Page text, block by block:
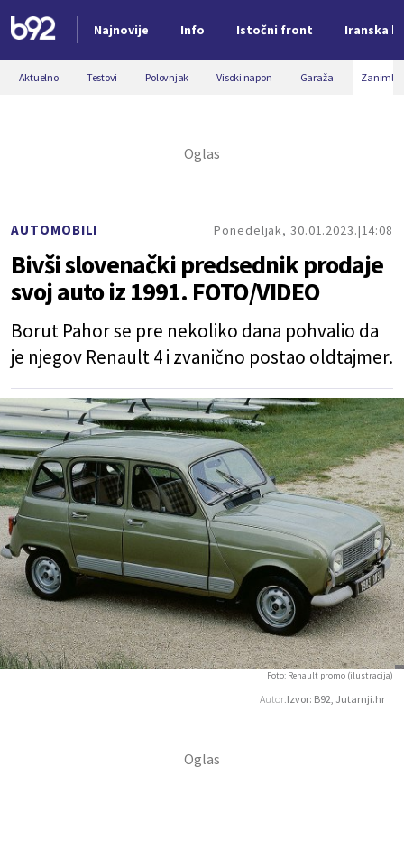
Najnovije Info Istočni front Iranska
Nova vest
Aktuelno Testovi Polovnjak Visoki napon Garaža
AUTOMOBILI Ponedeljak, 30.01.2023. 14:08
Bivši slovenački predsednik prodaje
svoj auto iz 1991. FOTO/VIDEO
Borut Pahor se pre nekoliko dana pohvalio da
je njegov Renault 4 i zvanično postao oldtajmer.
Autor:Izvor: B92, Jutarnji.hr
Foto: Renault promo (ilustracija)